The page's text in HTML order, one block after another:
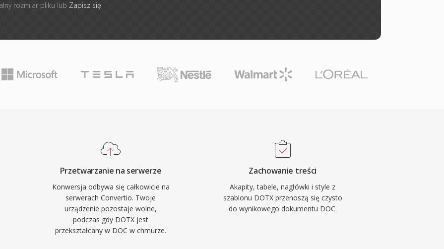
rozmiar pliku lub Zapisz się
Przetwarzanie na serwerze
Konwersja odbywa się całkowicie na
serwerach Convertio. Twoje
urządzenie pozostaje wolne,
podczas gdy DOTX jest
przekształcany w DOC w chmurze.
Zachowanie treści
Akapity, tabele, nagłówki i style z
szablonu DOTX przenoszą się czysto
do wynikowego dokumentu DOC.